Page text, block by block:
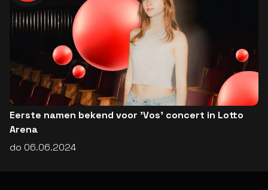
Eerste namen bekend voor 'Vos' concert in Lotto
Arena
do 06.06.2024